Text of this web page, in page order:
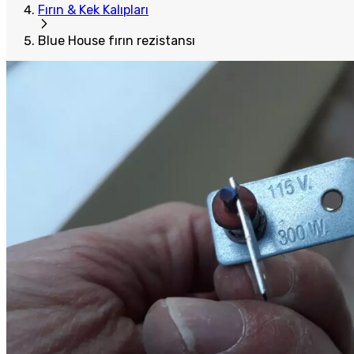
Fırın & Kek Kalıpları
Blue House fırın rezistansı